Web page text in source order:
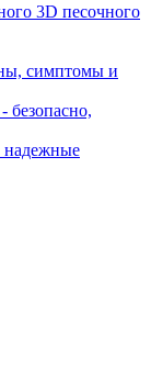
3D песочного
симптомы и
безопасно,
надежные